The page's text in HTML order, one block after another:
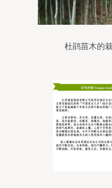
杜鹃苗木的